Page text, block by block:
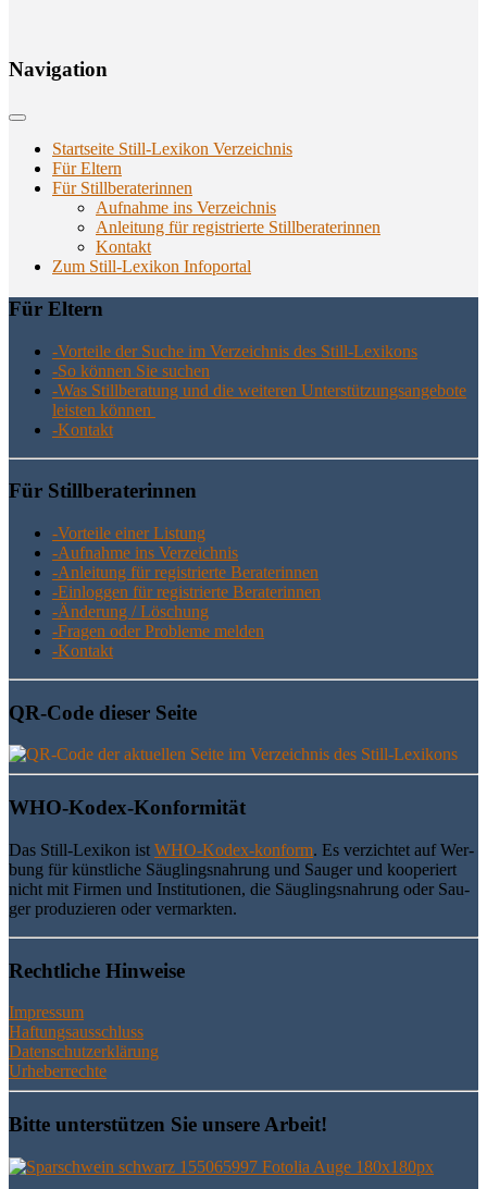
Navi­ga­ti­on
Startseite Still-Lexikon Verzeichnis
Für Eltern
Für Stillberaterinnen
Aufnahme ins Verzeichnis
Anlei­tung für regis­trier­te Stillberaterinnen
Kon­takt
Zum Still-Lexikon Infoportal
Für Eltern
-Vor­tei­le der Suche im Ver­zeich­nis des Still-Lexikons
-So kön­nen Sie suchen
-Was Still­be­ra­tung und die wei­te­ren Unter­stüt­zungs­an­ge­bo­te
leis­ten können
-Kon­takt
Für Still­be­ra­te­rin­nen
-Vor­tei­le einer Listung
-Auf­nah­me ins Verzeichnis
-Anlei­tung für regis­trier­te Beraterinnen
-Ein­log­gen für regis­trier­te Beraterinnen
-Ände­rung / Löschung
-Fra­gen oder Pro­ble­me melden
-Kon­takt
QR-Code die­ser Seite
WHO-Kodex-Kon­for­mi­tät
Das Still-Lexi­kon ist WHO-Kodex-kon­form. Es ver­zich­tet auf Wer­
bung für künst­li­che Säug­lings­nah­rung und Sau­ger und koope­riert
nicht mit Fir­men und Insti­tu­tio­nen, die Säug­lings­nah­rung oder Sau­
ger pro­du­zie­ren oder vermarkten.
Recht­li­che Hinweise
Impressum
Haftungsausschluss
Datenschutzerklärung
Urheberrechte
Bit­te unter­stüt­zen Sie unse­re Arbeit!